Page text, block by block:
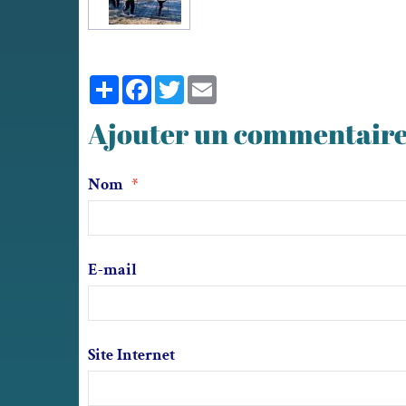
PartagerFacebook
Twitter
Ajouter un
Nom
E-mail
Site Internet